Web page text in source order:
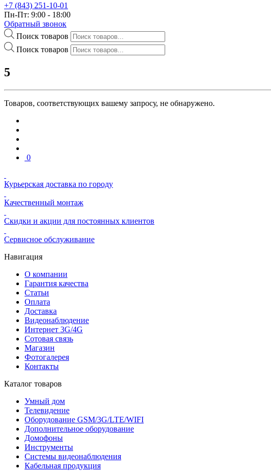
+7 (843) 251-10-01
Пн-Пт: 9:00 - 18:00
Обратный звонок
Поиск товаров
Поиск товаров
5
Товаров, соответствующих вашему запросу, не обнаружено.
0
Курьерская доставка по городу
Качественный монтаж
Скидки и акции для постоянных клиентов
Сервисное обслуживание
Навигация
О компании
Гарантия качества
Статьи
Оплата
Доставка
Видеонаблюдение
Интернет 3G/4G
Сотовая связь
Магазин
Фотогалерея
Контакты
Каталог товаров
Умный дом
Телевидение
Оборудование GSM/3G/LTE/WIFI
Дополнитeльное оборудование
Домофоны
Инструменты
Системы видеонаблюдения
Кабельная продукция